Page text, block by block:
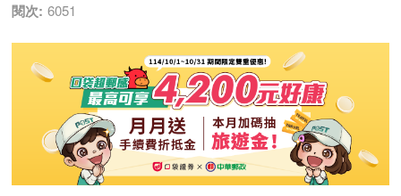
閱次: 6051